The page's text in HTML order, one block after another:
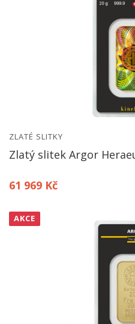
ZLATÉ SLITKY
Zlatý slitek Argor
61 969 Kč
AKCE